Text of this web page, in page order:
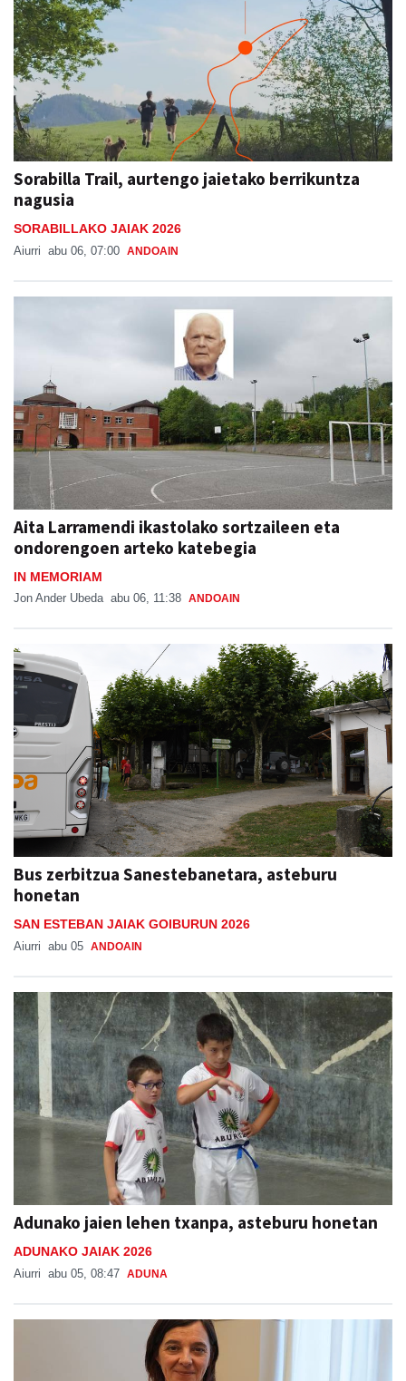
Sorabilla Trail, aurtengo jaietako berrikuntza
nagusia
SORABILLAKO JAIAK 2026
Aiurri abu 06, 07:00 ANDOAIN
Aita Larramendi ikastolako sortzaileen eta
ondorengoen arteko katebegia
IN MEMORIAM
Jon Ander Ubeda abu 06, 11:38 ANDOAIN
Bus zerbitzua Sanestebanetara, asteburu
honetan
SAN ESTEBAN JAIAK GOIBURUN 2026
Aiurri abu 05 ANDOAIN
Adunako jaien lehen txanpa, asteburu honetan
ADUNAKO JAIAK 2026
Aiurri abu 05, 08:47 ADUNA